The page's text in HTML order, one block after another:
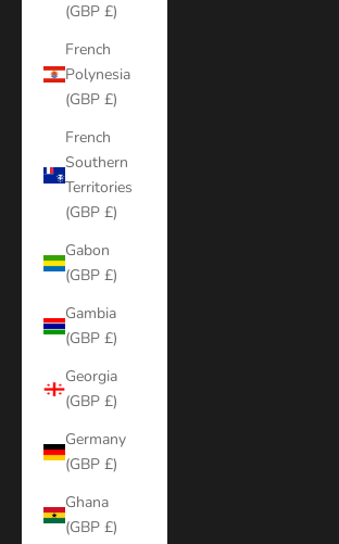
(GBP £)
French
Polynesia
(GBP £)
French
Southern
Territories
(GBP £)
Gabon
(GBP £)
Gambia
(GBP £)
Georgia
(GBP £)
Germany
(GBP £)
Ghana
(GBP £)